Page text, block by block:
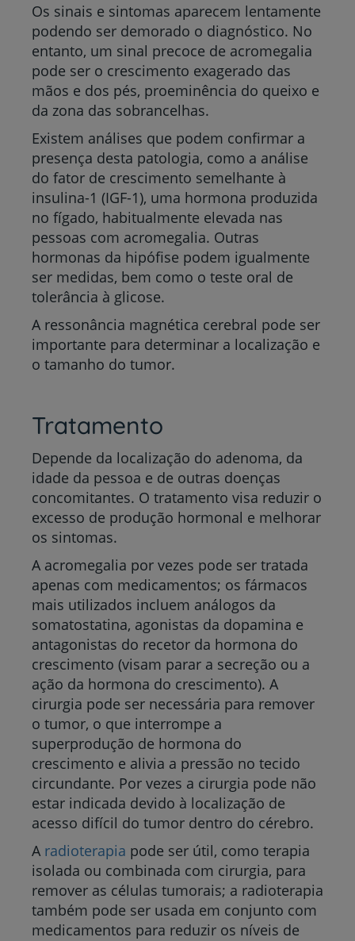
Os sinais e sintomas aparecem lentamente
podendo ser demorado o diagnóstico. No
entanto, um sinal precoce de acromegalia
pode ser o crescimento exagerado das
mãos e dos pés, proeminência do queixo e
da zona das sobrancelhas.
Existem análises que podem confirmar a
presença desta patologia, como a análise
do fator de crescimento semelhante à
insulina-1 (IGF-1), uma hormona produzida
no fígado, habitualmente elevada nas
pessoas com acromegalia. Outras
hormonas da hipófise podem igualmente
ser medidas, bem como o teste oral de
tolerância à glicose.
A ressonância magnética cerebral pode ser
importante para determinar a localização e
o tamanho do tumor.
Tratamento
Depende da localização do adenoma, da
idade da pessoa e de outras doenças
concomitantes. O tratamento visa reduzir o
excesso de produção hormonal e melhorar
os sintomas.
A acromegalia por vezes pode ser tratada
apenas com medicamentos; os fármacos
mais utilizados incluem análogos da
somatostatina, agonistas da dopamina e
antagonistas do recetor da hormona do
crescimento (visam parar a secreção ou a
ação da hormona do crescimento). A
cirurgia pode ser necessária para remover
o tumor, o que interrompe a
superprodução de hormona do
crescimento e alivia a pressão no tecido
circundante. Por vezes a cirurgia pode não
estar indicada devido à localização de
acesso difícil do tumor dentro do cérebro.
A radioterapia pode ser útil, como terapia
isolada ou combinada com cirurgia, para
remover as células tumorais; a radioterapia
também pode ser usada em conjunto com
medicamentos para reduzir os níveis de